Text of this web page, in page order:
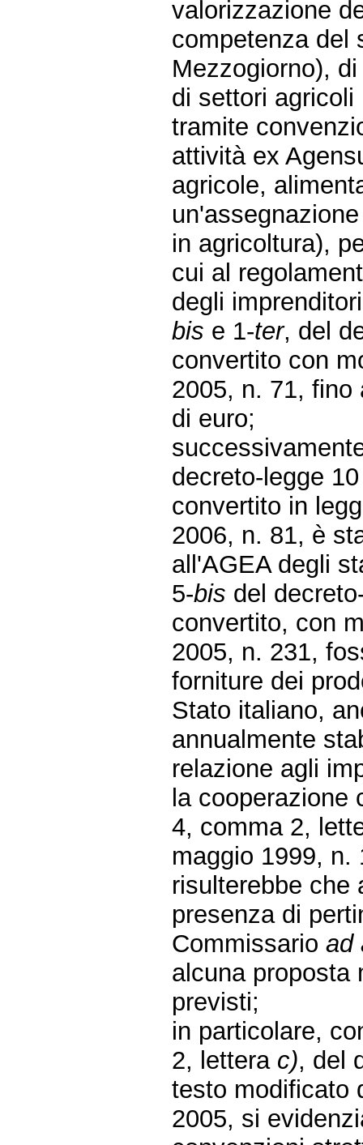
valorizzazione
competenza del
Mezzogiorno),
di settori
tramite
attività ex
agricole,
in agricoltura),
cui al
degli
bis e 1-ter, del
convertito con
2005, n. 71, fino
di euro;
decreto-legge
convertito in
2006, n. 81, è
all'AGEA degli
5-bis del
convertito, con
2005, n. 231,
forniture dei
Stato italiano,
annualmente
relazione agli
la
4, comma 2,
maggio 1999,
risulterebbe che
presenza di
Commissarioad
alcuna proposta
previsti;
in particolare,
2, lettera c), del
testo modificato
2005, si